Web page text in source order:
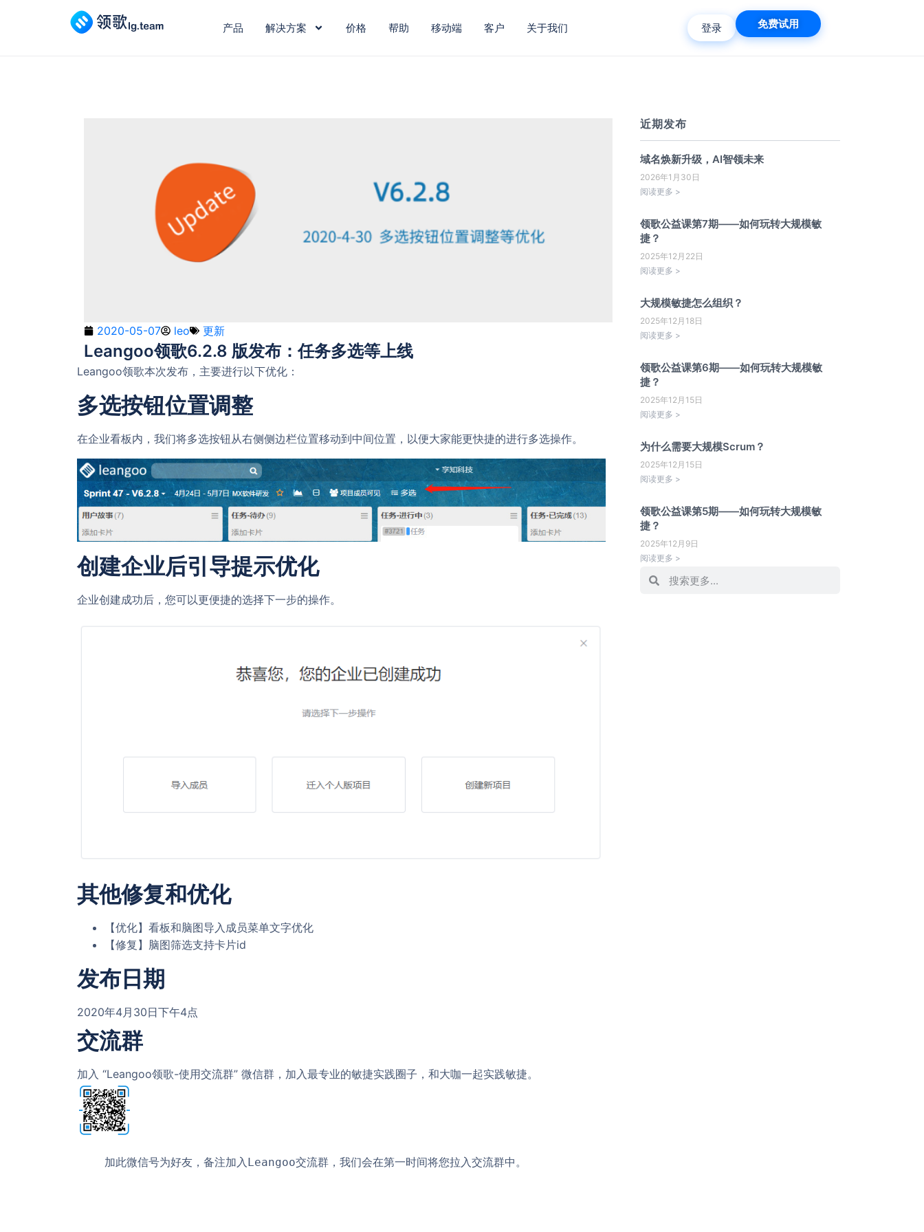
产品 解决方案 价格 帮助 移动端 客户 关于我们 登录 免费试用
2020-05-07 leo 更新
Leangoo领歌6.2.8 版发布：任务多选等上线
Leangoo领歌本次发布，主要进行以下优化：
多选按钮位置调整
在企业看板内，我们将多选按钮从右侧侧边栏位置移动到中间位置，以便大家能更快捷的进行多选操作。
创建企业后引导提示优化
企业创建成功后，您可以更便捷的选择下一步的操作。
其他修复和优化
【优化】看板和脑图导入成员菜单文字优化
【修复】脑图筛选支持卡片id
发布日期
2020年4月30日下午4点
交流群
加入 “Leangoo领歌-使用交流群” 微信群，加入最专业的敏捷实践圈子，和大咖一起实践敏捷。
加此微信号为好友，备注加入Leangoo交流群 ，我们会在第一时间将您拉入交流群中。
近期发布
域名焕新升级，AI智领未来
2026年1月30日
阅读更多 >
领歌公益课第7期——如何玩转大规模敏
捷？
2025年12月22日
阅读更多 >
大规模敏捷怎么组织？
2025年12月18日
阅读更多 >
领歌公益课第6期——如何玩转大规模敏
捷？
2025年12月15日
阅读更多 >
为什么需要大规模Scrum？
2025年12月15日
阅读更多 >
领歌公益课第5期——如何玩转大规模敏
捷？
2025年12月9日
阅读更多 >